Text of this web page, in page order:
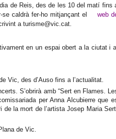
de Reis, des de les 10 del matí fins
caldrà fer-ho mitjançant el
web
a turisme@vic.cat.
en un espai obert a la ciutat i
Vic, des d’Auso fins a l’actualitat.
S’obrirà amb “Sert en Flames.
per Anna Alcubierre que
la mort de l’artista Josep Maria
de Vic.